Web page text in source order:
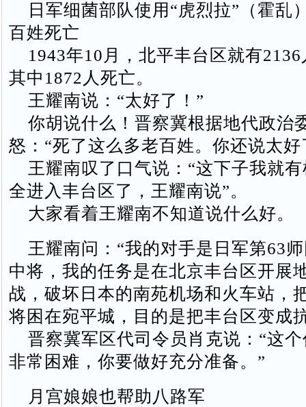
日军细菌部队使用“虎烈拉”（霍乱
百姓死亡
1943年10月，北平丰台区就有2136
其中1872人死亡。
王耀南说：“太好了！”
你胡说什么！晋察冀根据地代政治
怒：“死了这么多老百姓。你还说太好
王耀南叹了口气说：“这下子我就
全进入丰台区了，王耀南说”。
大家看着王耀南不知道说什么好。
王耀南问：“我的对手是日军第63
中将，我的任务是在北京丰台区开展
战，破坏日本的南苑机场和火车站，
将困在宛平城，目的是把丰台区变成
晋察冀军区代司令员肖克说：“这
非常困难，你要做好充分准备。”
月宫娘娘也帮助八路军